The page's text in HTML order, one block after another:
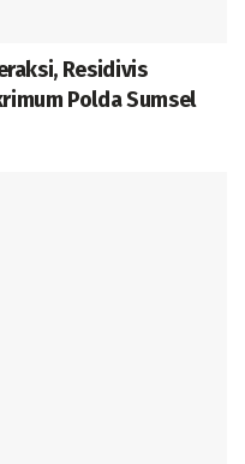
Residivis
Polda Sumsel